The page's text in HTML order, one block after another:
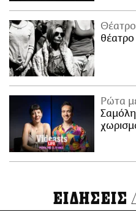
Θέατρο
θέατρο
Ρώτα
ΕΙΔΗΣΕΙΣ